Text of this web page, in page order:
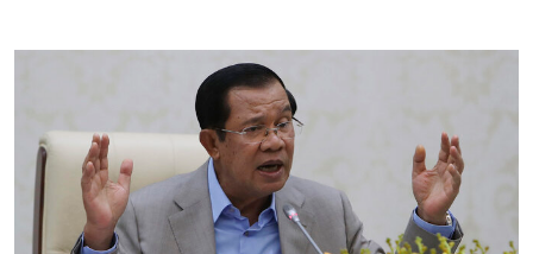
unterstützen
abo